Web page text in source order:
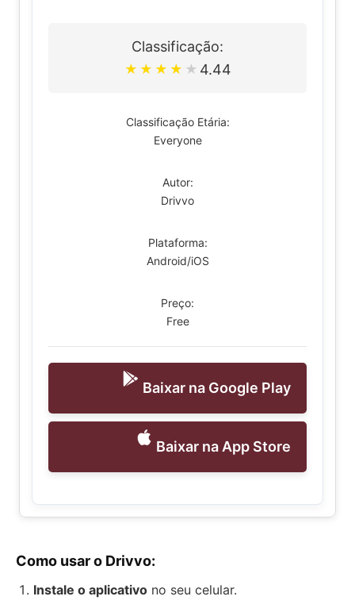
Classificação:
★ ★ ★ ★ ★ 4.44
Classificação Etária:
Everyone
Autor:
Drivvo
Plataforma:
Android/iOS
Preço:
Free
Baixar na Google Play
Baixar na App Store
Como usar o Drivvo:
Instale o aplicativo no seu celular.